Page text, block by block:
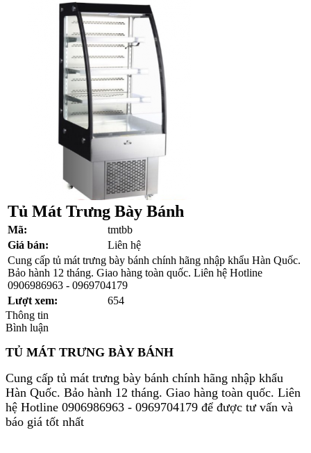
Tủ Mát Trưng Bày Bánh
Mã:
tmtbb
Giá bán:
Liên hệ
Cung cấp tủ mát trưng bày bánh chính hãng nhập khẩu Hàn Quốc.
Bảo hành 12 tháng. Giao hàng toàn quốc. Liên hệ Hotline
0906986963 - 0969704179
Lượt xem:
654
Thông tin
Bình luận
TỦ MÁT TRƯNG BÀY BÁNH
Cung cấp tủ mát trưng bày bánh chính hãng nhập khẩu
Hàn Quốc. Bảo hành 12 tháng. Giao hàng toàn quốc. Liên
hệ Hotline 0906986963 - 0969704179 để được tư vấn và
báo giá tốt nhất